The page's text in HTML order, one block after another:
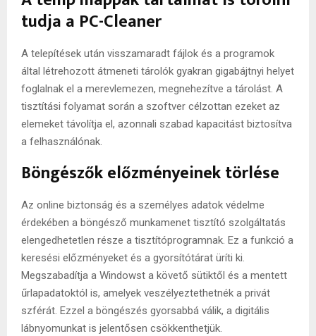
tudja a PC-Cleaner
A telepítések után visszamaradt fájlok és a programok
által létrehozott átmeneti tárolók gyakran gigabájtnyi helyet
foglalnak el a merevlemezen, megnehezítve a tárolást. A
tisztítási folyamat során a szoftver célzottan ezeket az
elemeket távolítja el, azonnali szabad kapacitást biztosítva
a felhasználónak.
Böngészők előzményeinek törlése
Az online biztonság és a személyes adatok védelme
érdekében a böngésző munkamenet tisztító szolgáltatás
elengedhetetlen része a tisztítóprogramnak. Ez a funkció a
keresési előzményeket és a gyorsítótárat üríti ki.
Megszabadítja a Windowst a követő sütiktől és a mentett
űrlapadatoktól is, amelyek veszélyeztethetnék a privát
szférát. Ezzel a böngészés gyorsabbá válik, a digitális
lábnyomunkat is jelentősen csökkenthetjük.